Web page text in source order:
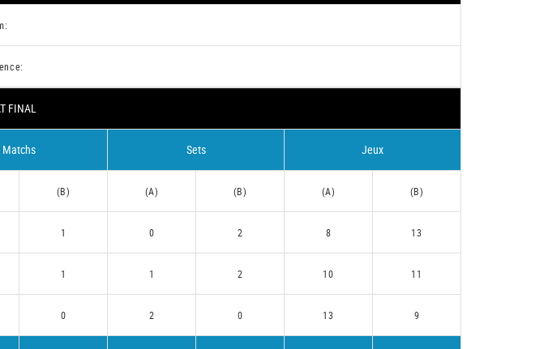
FINAL
Matchs Sets Jeux
(B) (A) (B) (A) (B)
1 0 2 8 13
1 1 2 10 11
0 2 0 13 9